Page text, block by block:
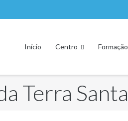
Início Centro Formação
Terra Santa